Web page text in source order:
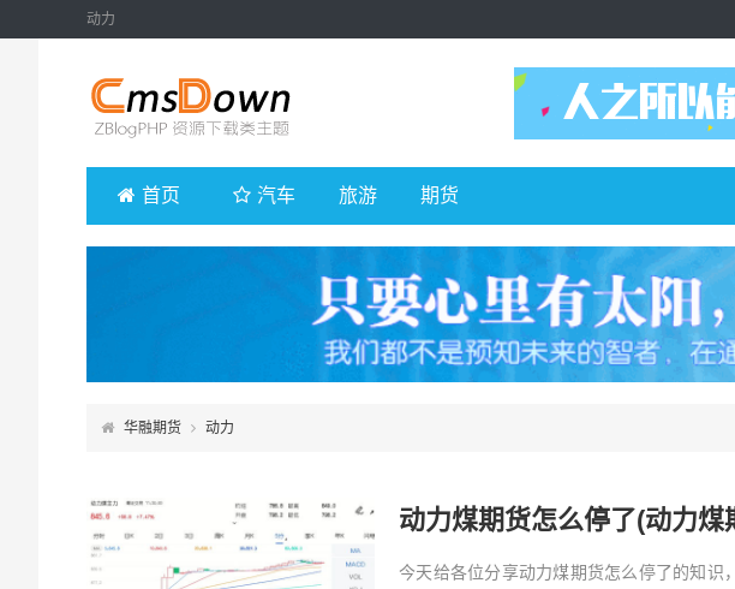
动力
首页 汽车 旅游 期货
华融期货 动力
动力煤期货怎么停了(动力煤
今天给各位分享动力煤期货怎么停了的知识